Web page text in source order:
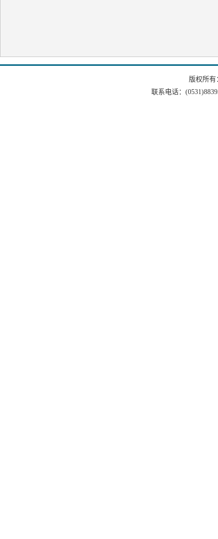
版权所
联系电话：